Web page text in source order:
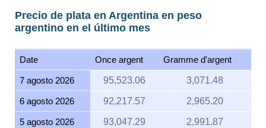
Precio de plata en Argentina en peso
argentino en el último mes
Date Once argent Gramme d'argent
7 agosto 2026 95,523.06 3,071.48
6 agosto 2026 92,217.57 2,965.20
5 agosto 2026 93,047.29 2,991.87